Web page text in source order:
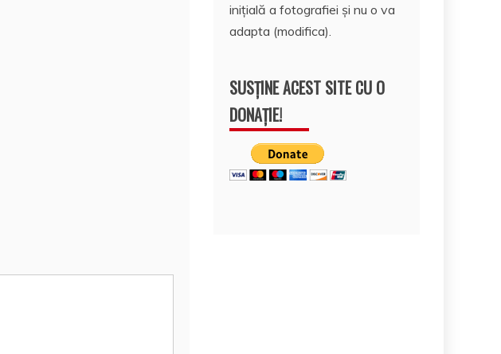
inițială a fotografiei și nu o va
adapta (modifica).
SUSȚINE ACEST SITE CU O
DONAȚIE!